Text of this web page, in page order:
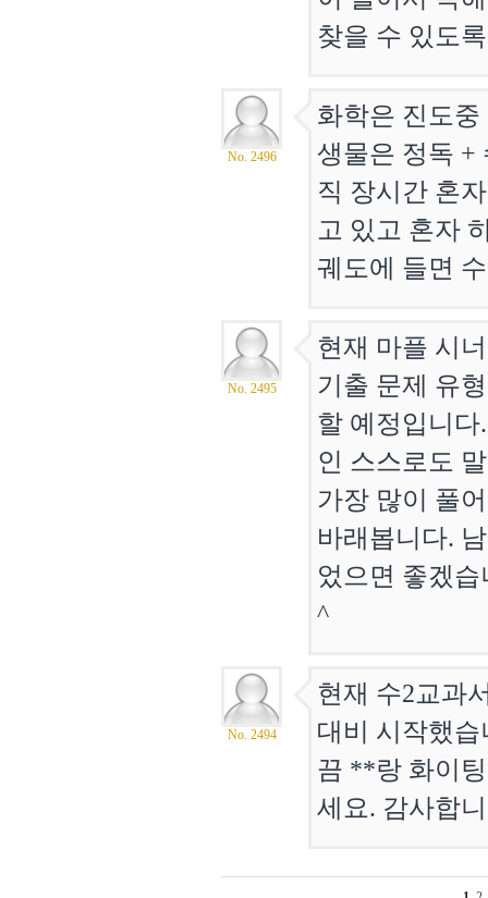
찾을 수 있도
No. 2496
화학은 진도
생물은 정독 +
직 장시간 혼
고 있고 혼자
궤도에 들면
No. 2495
현재 마플 시
기출 문제 유
할 예정입니
인 스스로도
가장 많이 풀
바래봅니다.
었으면 좋겠
^
No. 2494
현재 수2교과
대비 시작했
끔 **랑 화이
세요. 감사합